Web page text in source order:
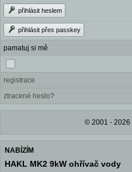
přihlásit heslem
přihlásit přes passkey
pamatuj si mě
registrace
ztracené heslo?
© 2001 - 2026 |
NABÍZÍM
HAKL MK2 9kW ohřívač vody